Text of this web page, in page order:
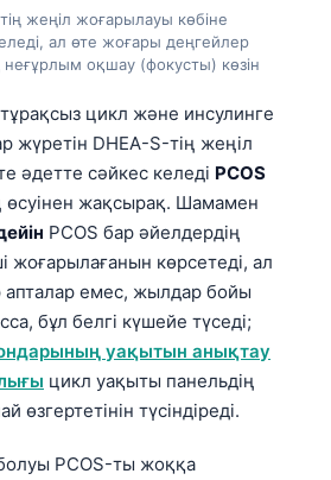
жеңіл жоғарылауы көбіне
ал өте жоғары деңгейлер
неғұрлым оқшау (фокусты) көзін
цикл және инсулинге
жүретін DHEA-S-тің жеңіл
әдетте сәйкес келеді PCOS
өсуінен жақсырақ. Шамамен
PCOS бар әйелдердің
жоғарылағанын көрсетеді, ал
апталар емес, жылдар бойы
бұл белгі күшейе түседі;
уақытын анықтау
цикл уақыты панельдің
өзгертетінін түсіндіреді.
PCOS-ты жоққа